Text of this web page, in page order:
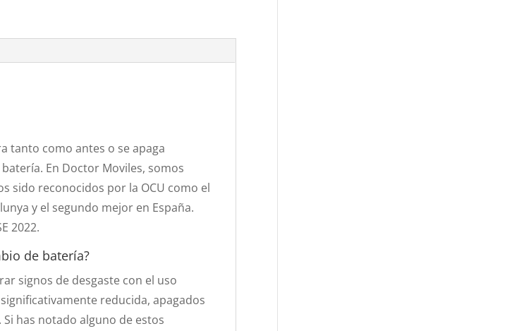
tanto como antes o se apaga
En Doctor Moviles, somos
sido reconocidos por la OCU como el
y el segundo mejor en España.
2022.
de batería?
signos de desgaste con el uso
reducida, apagados
has notado alguno de estos